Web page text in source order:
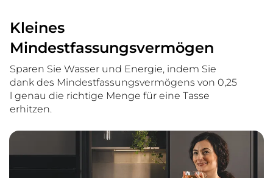
Kleines
Mindestfassungsvermögen
Sparen Sie Wasser und Energie, indem Sie
dank des Mindestfassungsvermögens von 0,25
l genau die richtige Menge für eine Tasse
erhitzen.